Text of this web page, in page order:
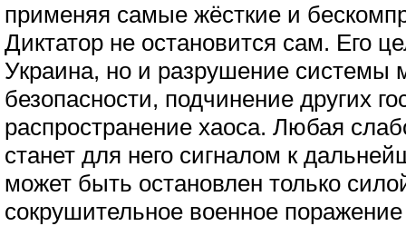
применяя самые жёсткие и
Диктатор не остановится сам. Его
Украина, но и разрушение системы
безопасности, подчинение других
распространение хаоса. Любая
станет для него сигналом к
может быть остановлен только
сокрушительное военное